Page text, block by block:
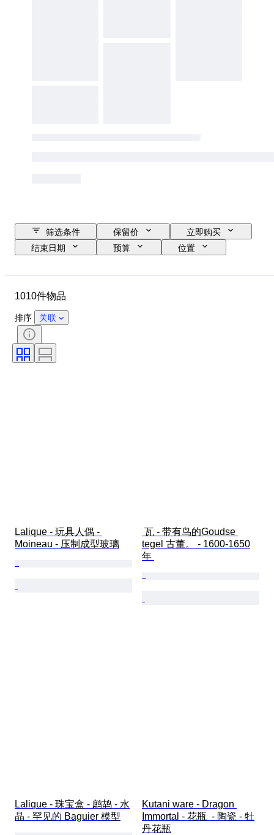
筛选条件 保留价
立即购买
结束日期
预算
位置
性别
证明
款式
颜色
出售者
1010件物品
排序 关联
Lalique - 玩具人偶 -
Moineau - 压制成型玻璃
tegel 古董。 - 1600-1650
年
Lalique - 珠宝盒 - 鹧鸪 - 水
晶 - 罕见的 Baguier 模型
Kutani ware - Dragon
Immortal - 花瓶  - 陶瓷 - 牡
丹花瓶